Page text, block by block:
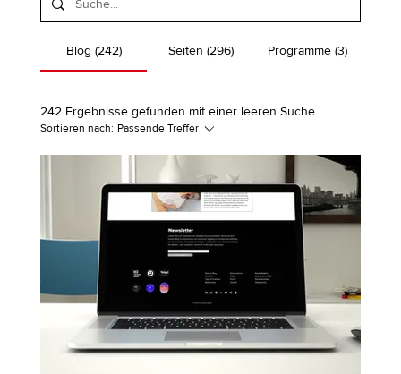
Blog (242) Seiten (296) Programme (3)
242 Ergebnisse gefunden mit einer leeren Suche
Sortieren nach: Passende Treffer